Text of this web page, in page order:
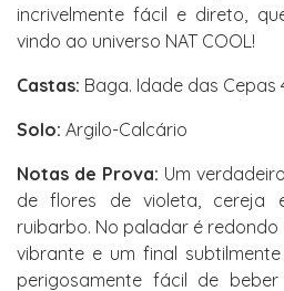
incrivelmente fácil e direto,
vindo ao universo NAT COOL!
Castas: Baga. Idade das Cepas
Solo: Argilo-Calcário
Notas de Prova: Um
de flores de violeta, cereja
ruibarbo. No paladar é redondo
vibrante e um final
perigosamente fácil de